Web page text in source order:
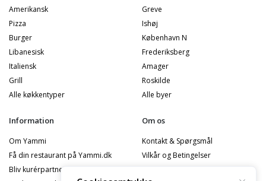
Amerikansk
Pizza
Burger
Libanesisk
Italiensk
Grill
Alle køkkentyper
Greve
Ishøj
København N
Frederiksberg
Amager
Roskilde
Alle byer
Information
Om Yammi
Få din restaurant på Yammi.dk
Bliv kurérpartner
Om os
Kontakt & Spørgsmål
Vilkår og Betingelser